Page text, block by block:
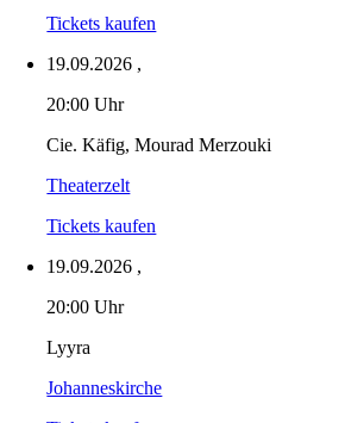
Tickets kaufen
19.09.2026 ,
20:00 Uhr
Cie. Käfig, Mourad Merzouki
Theaterzelt
Tickets kaufen
19.09.2026 ,
20:00 Uhr
Lyyra
Johanneskirche